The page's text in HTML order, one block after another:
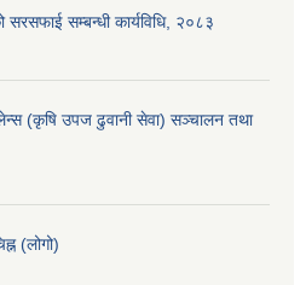
सरसफाई सम्बन्धी कार्यविधि, २०८३
(कृषि उपज ढुवानी सेवा) सञ्चालन तथा
(लोगो)